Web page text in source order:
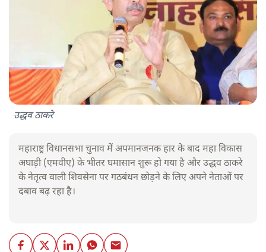
उद्धव ठाकरे
महाराष्ट्र विधानसभा चुनाव में अपमानजनक हार के बाद महा विकास
अघाड़ी (एमवीए) के भीतर घमासान शुरू हो गया है और उद्धव ठाकरे
के नेतृत्व वाली शिवसेना पर गठबंधन छोड़ने के लिए अपने नेताओं पर
दबाव बढ़ रहा है।